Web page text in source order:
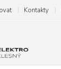
Kontakty